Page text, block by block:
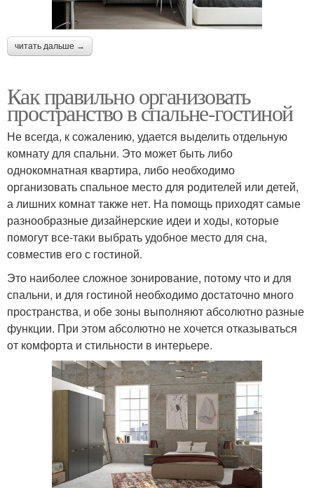
читать дальше →
Как правильно организовать
пространство в спальне-гостиной
Не всегда, к сожалению, удается выделить отдельную
комнату для спальни. Это может быть либо
однокомнатная квартира, либо необходимо
организовать спальное место для родителей или детей,
а лишних комнат также нет. На помощь приходят самые
разнообразные дизайнерские идеи и ходы, которые
помогут все-таки выбрать удобное место для сна,
совместив его с гостиной.
Это наиболее сложное зонирование, потому что и для
спальни, и для гостиной необходимо достаточно много
пространства, и обе зоны выполняют абсолютно разные
функции. При этом абсолютно не хочется отказываться
от комфорта и стильности в интерьере.